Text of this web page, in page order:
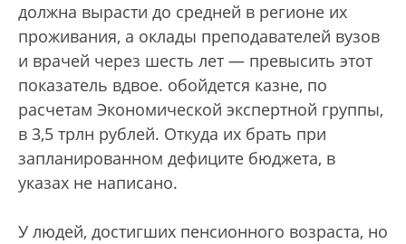
должна вырасти до средней в регионе их
проживания, а оклады преподавателей вузов
и врачей через шесть лет — превысить этот
показатель вдвое. обойдется казне, по
расчетам Экономической экспертной группы,
в 3,5 трлн рублей. Откуда их брать при
запланированном дефиците бюджета, в
указах не написано.
У людей, достигших пенсионного возраста, но